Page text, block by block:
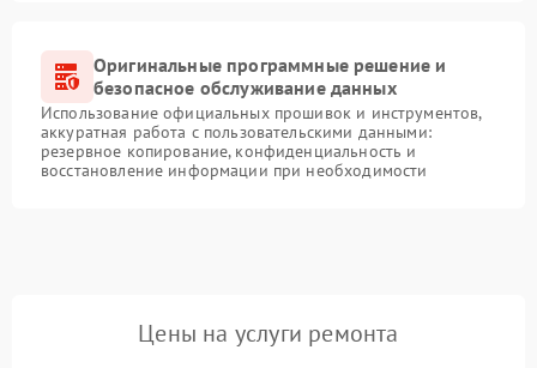
Оригинальные программные решение и
безопасное обслуживание данных
Использование официальных прошивок и инструментов,
аккуратная работа с пользовательскими данными:
резервное копирование, конфиденциальность и
восстановление информации при необходимости
Цены на услуги ремонта